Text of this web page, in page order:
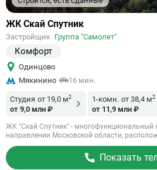
Ссылка
объект
ЖК Скай Спутник
Застройщик Группа "Самолет"
Комфорт
Одинцово
Мякинино
16 мин.
Студия от 19,0 м2
от 9,0 млн ₽
1-комн. от 38,4 м2
от 11,9 млн ₽
ЖК "Скай Спутник" - многофункциональный
направлении Московской области,
Показать